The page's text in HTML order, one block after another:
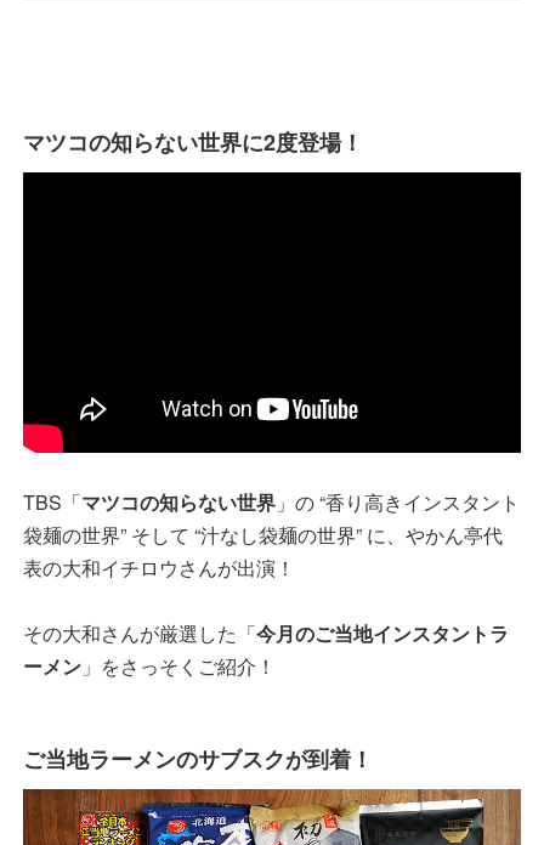
マツコの知らない世界に2度登場！
TBS「マツコの知らない世界 」の “香り高きインスタント
袋麺の世界” そして “汁なし袋麺の世界” に、やかん亭代
表の大和イチロウさんが出演！
その大和さんが厳選した「今月のご当地インスタントラ
ーメン 」をさっそくご紹介！
ご当地ラーメンのサブスクが到着！